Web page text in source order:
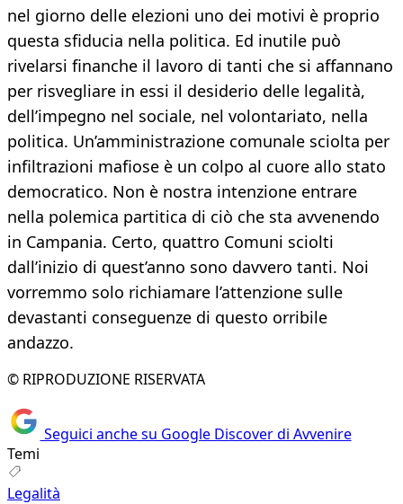
nel giorno delle elezioni uno dei motivi è proprio
questa sfiducia nella politica. Ed inutile può
rivelarsi finanche il lavoro di tanti che si affannano
per risvegliare in essi il desiderio delle legalità,
dell’impegno nel sociale, nel volontariato, nella
politica. Un’amministrazione comunale sciolta per
infiltrazioni mafiose è un colpo al cuore allo stato
democratico. Non è nostra intenzione entrare
nella polemica partitica di ciò che sta avvenendo
in Campania. Certo, quattro Comuni sciolti
dall’inizio di quest’anno sono davvero tanti. Noi
vorremmo solo richiamare l’attenzione sulle
devastanti conseguenze di questo orribile
andazzo.
© RIPRODUZIONE RISERVATA
Seguici anche su Google Discover di Avvenire
Temi
Legalità